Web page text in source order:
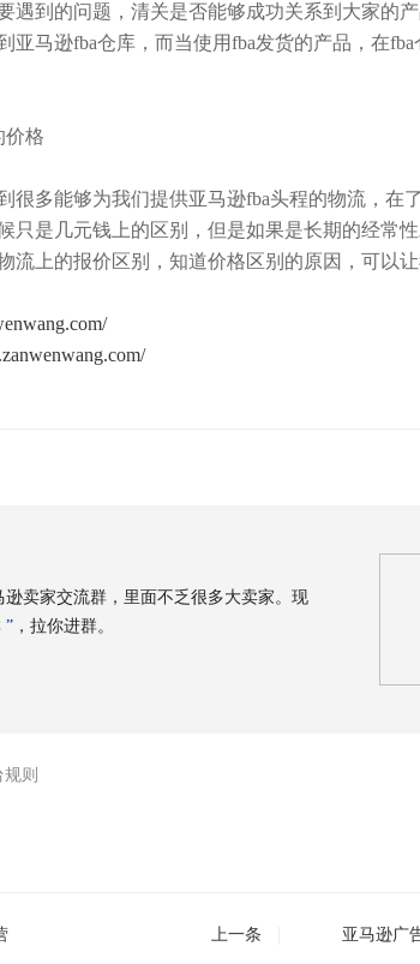
遇到的问题，清关是否能够成功关系到大家的
亚马逊fba仓库，而当使用fba发货的产品，在
价格
很多能够为我们提供亚马逊fba头程的物流，在
只是几元钱上的区别，但是如果是长期的经常
流上的报价区别，知道价格区别的原因，可以让
逊卖家交流群，里面不乏很多大卖家。现
” ，拉你进群。
则
上一条 亚马逊广